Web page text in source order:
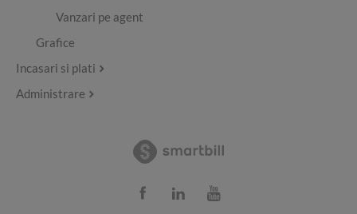
Vanzari pe agent
Grafice
Incasari si plati
Administrare